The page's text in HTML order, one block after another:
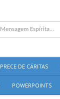
PRECE DE CÁRITAS
POWERPOINTS